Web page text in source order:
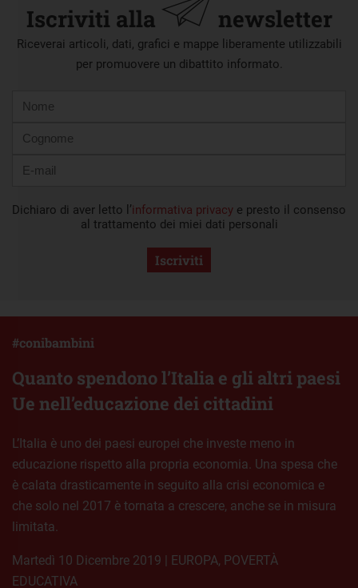
Iscriviti alla newsletter
Riceverai articoli, dati, grafici e mappe liberamente utilizzabili
per promuovere un dibattito informato.
mail
Dichiaro di aver letto l’informativa privacy e presto il consenso
al trattamento dei miei dati personali
Iscriviti
Quanto spendono l’Italia e gli altri paesi
Ue nell’educazione dei cittadini
#conibambini
L’Italia è uno dei paesi europei che investe meno in
educazione rispetto alla propria economia. Una spesa che
è calata drasticamente in seguito alla crisi economica e
che solo nel 2017 è tornata a crescere, anche se in misura
limitata.
martedì 10 Dicembre 2019 | EUROPA, POVERTÀ
EDUCATIVA